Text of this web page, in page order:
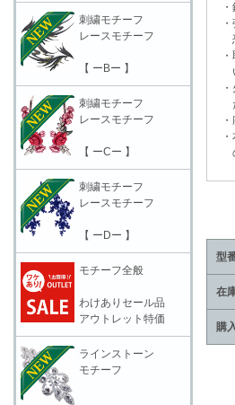
・
・
恐
・
い
・
だ
・
・
の
型
在
購
刺繍モチーフ
レースモチーフ
【 ーBー 】
刺繍モチーフ
レースモチーフ
【 ーCー 】
刺繍モチーフ
レースモチーフ
【 ーDー 】
モチーフ全般
わけありセール品
アウトレット特価
ラインストーン
モチーフ